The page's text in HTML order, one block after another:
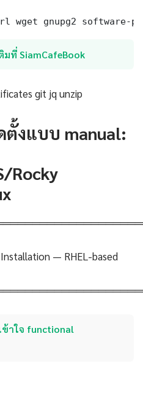
gnupg2 software-
มที่ SiamCafeBook
git jq unzip
ตั้งแบบ manual:
Rocky
— RHEL-based
ข้าใจ functional